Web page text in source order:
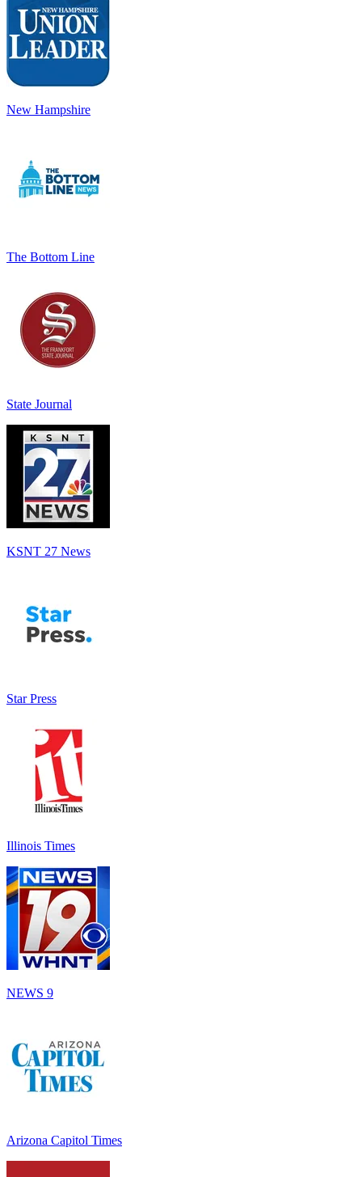
New Hampshire
The Bottom Line
State Journal
KSNT 27 News
Star Press
Illinois Times
NEWS 9
Arizona Capitol Times